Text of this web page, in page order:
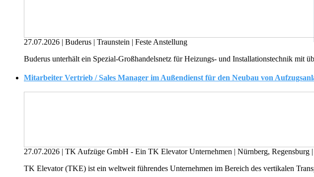
27.07.2026 | Buderus | Traunstein | Feste Anstellung
Buderus unterhält ein Spezial-Großhandelsnetz für Heizungs- und Installationstechnik mit
Mitarbeiter Vertrieb / Sales Manager im Außendienst für den Neubau von
27.07.2026 | TK Aufzüge GmbH - Ein TK Elevator Unternehmen | Nürnberg, Regensburg |
TK Elevator (TKE) ist ein weltweit führendes Unternehmen im Bereich des vertikalen